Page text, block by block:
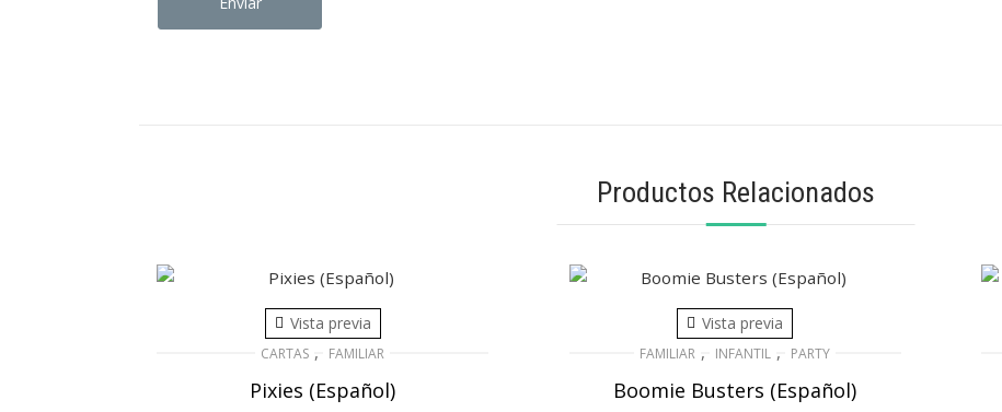
Productos Relacionados
Vista previa
CARTAS , FAMILIAR
Pixies (Español)
Vista previa
FAMILIAR , INFANTIL , PARTY
Boomie Busters (Español)